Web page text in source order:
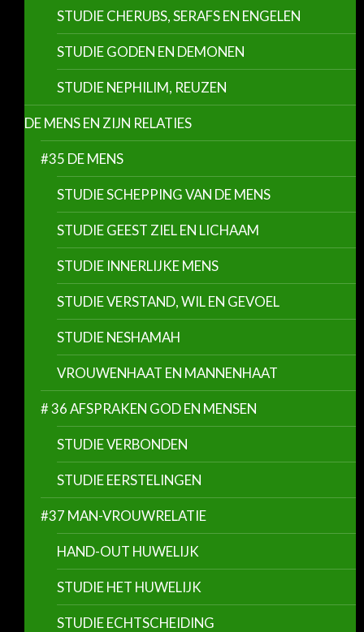
STUDIE CHERUBS, SERAFS EN ENGELEN
STUDIE GODEN EN DEMONEN
STUDIE NEPHILIM, REUZEN
DE MENS EN ZIJN RELATIES
#35 DE MENS
STUDIE SCHEPPING VAN DE MENS
STUDIE GEEST ZIEL EN LICHAAM
STUDIE INNERLIJKE MENS
STUDIE VERSTAND, WIL EN GEVOEL
STUDIE NESHAMAH
VROUWENHAAT EN MANNENHAAT
# 36 AFSPRAKEN GOD EN MENSEN
STUDIE VERBONDEN
STUDIE EERSTELINGEN
#37 MAN-VROUWRELATIE
HAND-OUT HUWELIJK
STUDIE HET HUWELIJK
STUDIE ECHTSCHEIDING